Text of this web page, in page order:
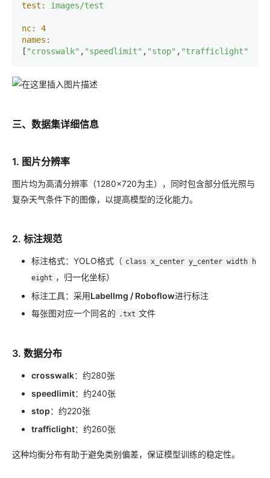
test:
images/test
nc:
4
names:
[ "crosswalk" , "speedlimit" , "stop" , "trafficlight"
三、数据集详细信息
1. 图片分辨率
图片均为高清分辨率（1280×720为主），同时包含部分低光照与
复杂天气条件下的图像，以提高模型的泛化能力。
2. 标注规范
标注格式：YOLO格式（ class x_center y_center width h
eight ，归一化坐标）
标注工具：采用LabelImg / Roboflow进行标注
每张图对应一个同名的 .txt 文件
3. 数据分布
crosswalk：约280张
speedlimit：约240张
stop：约220张
trafficlight：约260张
这种均衡分布有助于避免类别偏差，保证模型训练的稳定性。